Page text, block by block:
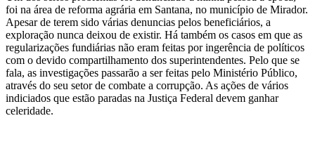
foi na área de reforma agrária em Santana, no município de Mirador.
Apesar de terem sido várias denuncias pelos beneficiários, a
exploração nunca deixou de existir. Há também os casos em que as
regularizações fundiárias não eram feitas por ingerência de políticos
com o devido compartilhamento dos superintendentes. Pelo que se
fala, as investigações passarão a ser feitas pelo Ministério Público,
através do seu setor de combate a corrupção. As ações de vários
indiciados que estão paradas na Justiça Federal devem ganhar
celeridade.